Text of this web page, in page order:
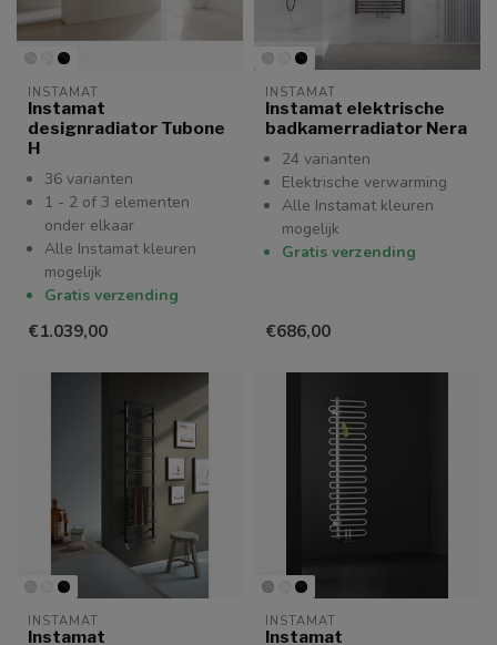
INSTAMAT
Instamat
designradiator Tubone
H
36 varianten
1 - 2 of 3 elementen
onder elkaar
Alle Instamat kleuren
mogelijk
Gratis verzending
€1.039,00
INSTAMAT
Instamat elektrische
badkamerradiator Nera
24 varianten
Elektrische verwarming
Alle Instamat kleuren
mogelijk
Gratis verzending
€686,00
INSTAMAT
Instamat
INSTAMAT
Instamat